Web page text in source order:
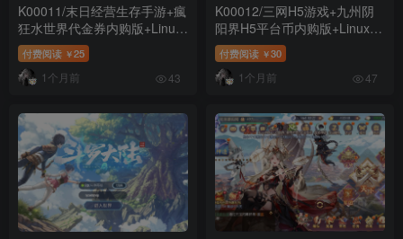
K00011/末日经营生存手游+瘋
狂水世界代金券内购版+Linux
手工服务端+加解密工具+管理
后台+CDK授权后台+安卓苹果
双端+详细搭建教程+教程演示
付费阅读 ￥25
1个月前 43
K00012/三网H5游戏+九州阴
阳界H5平台币内购版+Linux手
工服务端+表格转表工具+管理
后台+GM授权加币后台+详细
搭建教程+教程演示
付费阅读 ￥30
1个月前 47